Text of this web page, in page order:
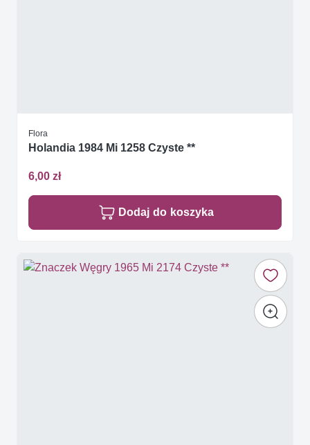
Flora
Holandia 1984 Mi 1258 Czyste **
6,00 zł
Dodaj do koszyka